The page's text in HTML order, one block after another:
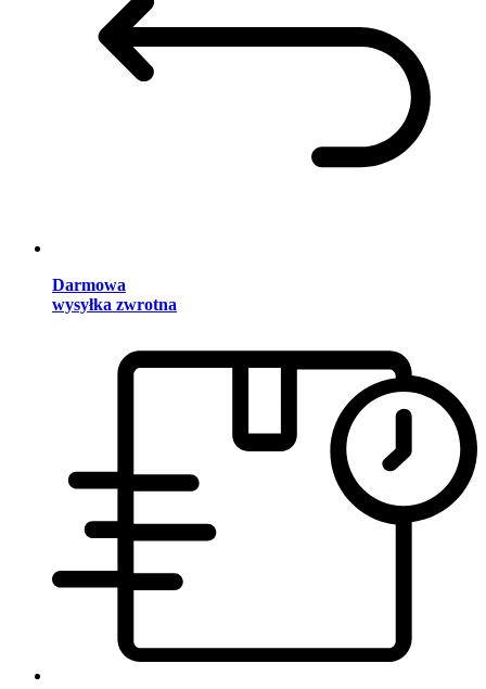
Darmowa
wysyłka zwrotna